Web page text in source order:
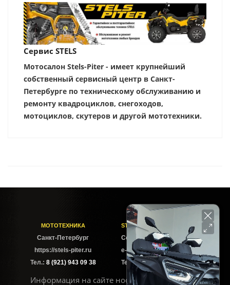
Сервис STELS
Мотосалон Stels-Piter - имеет крупнейший
собственный сервисный центр в Санкт-
Петербурге по техническому обслуживанию и
ремонту квадроциклов, снегоходов,
мотоциклов, скутеров и другой мототехники.
МОТОТЕХНИКА
Cанкт-Петербург
https://stels-piter.ru
Тел.: 8 (921) 943 09 38
STELS-PITER СОФИЙСКАЯ
Софийская ул. 6Б
e-mail: sales@stels-piter.ru
Тел.:8 (921) 943 09 38
Информация на сайте носит исключительно